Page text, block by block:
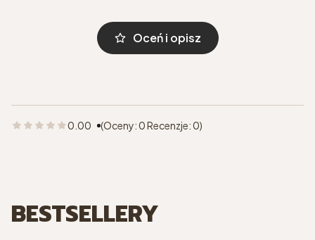
Oceń i opisz
0.00 (Oceny: 0 Recenzje: 0)
BESTSELLERY